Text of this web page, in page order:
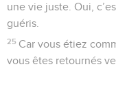
une vie juste. Oui,
guéris.
25 Car vous étiez
vous êtes retournés